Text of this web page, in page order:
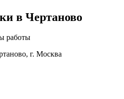
в Чертаново
работы
г. Москва